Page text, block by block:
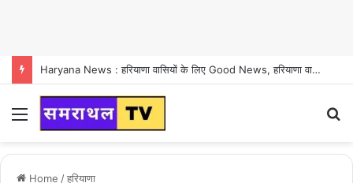
Haryana News : हरियाणा वासियों के लिए Good News, हरियाणा वासियों का गुरुग्राम में अपना घर लेने का सपना होगा साकार
Menu
Home /हरियाणा